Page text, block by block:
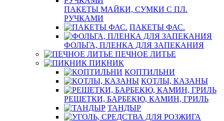
ПАКЕТЫ МАЙКИ, СУМКИ С ПЛ.
РУЧКАМИ
ПАКЕТЫ ФАС.
ФОЛЬГА, ПЛЕНКА ДЛЯ ЗАПЕКАНИЯ
ПЕЧНОЕ ЛИТЬЕ
ПИКНИК
КОПТИЛЬНИ
КОТЛЫ, КАЗАНЫ
РЕШЕТКИ, БАРБЕКЮ, КАМИН, ГРИЛЬ
ТАНДЫР